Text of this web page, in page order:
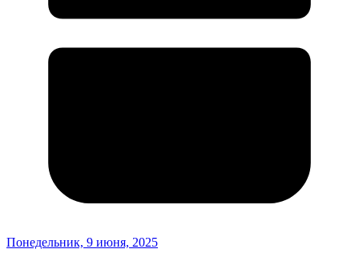
Понедельник, 9 июня, 2025